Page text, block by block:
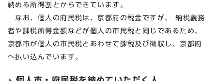
納める所得割とからできています。
なお、個人の府民税は、京都府の税金ですが、 納税義務
者や課税所得金額などが個人の市民税と同じであるため、
京都市が個人の市民税とあわせて課税及び徴収し、京都府
へ払い込んでいます。